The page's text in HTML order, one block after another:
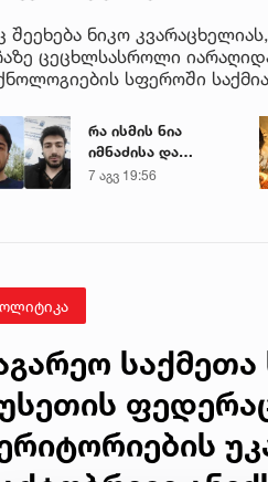
შეეხება ნიკო
ცეცხლსასროლი
სფეროში
რა ისმის ნია
იმნაძისა და
მამამისის ფარული
7 აგვ 19:56